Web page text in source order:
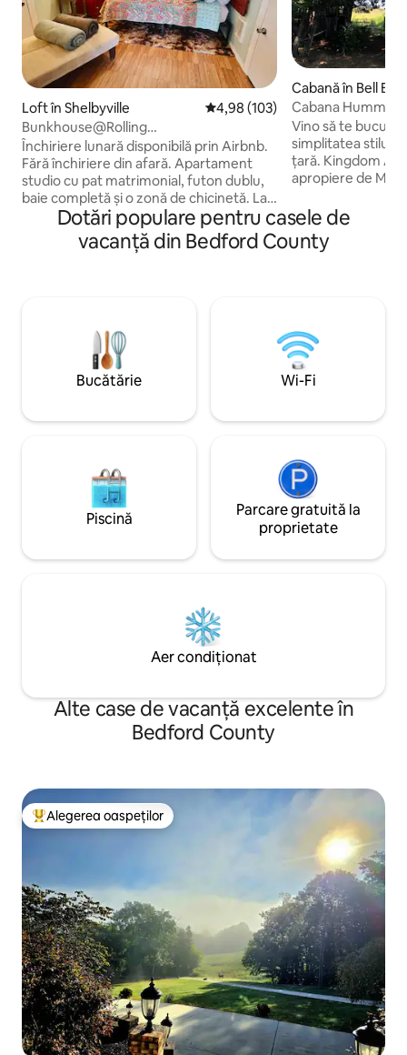
Loft în Shelbyville Scor mediu de 4,98 din 5, 103
4,98 (103)
Bunkhouse@Rolling
ThunderRanch/Tarife lunare disponibile
Închiriere lunară disponibilă prin Airbnb.
Fără închiriere din afară. Apartament
studio cu pat matrimonial, futon dublu,
baie completă și o zonă de chicinetă. La
mai mult de o oră distanță de centrul
orașului Nashville. Bunkhouse este
disponibil pentru șederi lunare (pe
Câine de maxim 13,6 kg. Spațiul este mic
și potrivit pentru doi adulți (ideal pentru
călătorii singuri). Locuim într-o zonă
rurală, astfel încât este posibil să auziți
mulți găsesc că este incredibil de liniștit!
Cabană în Bell
Cabana
Kingdom Acres
Vino să te bucuri
simplitatea stilului
țară. Kingdom
apropiere de
orașului
amplasat între
află pe malul
de oraș din
fă-ți timp să te
cu hidromasaj
sufletul lângă
Dotări populare pentru casele de
vacanță din Bedford County
Bucătărie Wi-Fi
Piscină
Parcare gratuită la
proprietate
Aer condiționat
Alte case de vacanță excelente în
Bedford County
Locuință din topul categoriei Alegerea oaspeților
Alegerea oaspeților